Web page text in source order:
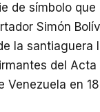
de símbolo que
Simón
la santiaguera
del Acta
Venezuela en